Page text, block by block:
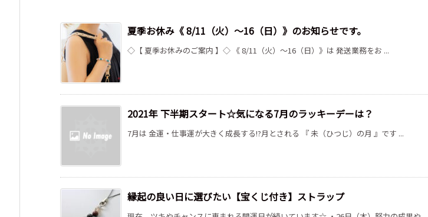
夏季お休み《 8/11（火）～16（日）》のお知らせです。
◇【 夏季お休みのご案内 】◇ 《 8/11（火）～16（日）》は 発送業務をお ...
2021年 下半期スタート☆気になる7月のラッキーデーは？
7月は 金運・仕事運が大きく成長する!?月とされる 『 未（ひつじ）の月 』です ...
縁起の良い日に選びたい【宝くじ付き】ストラップ